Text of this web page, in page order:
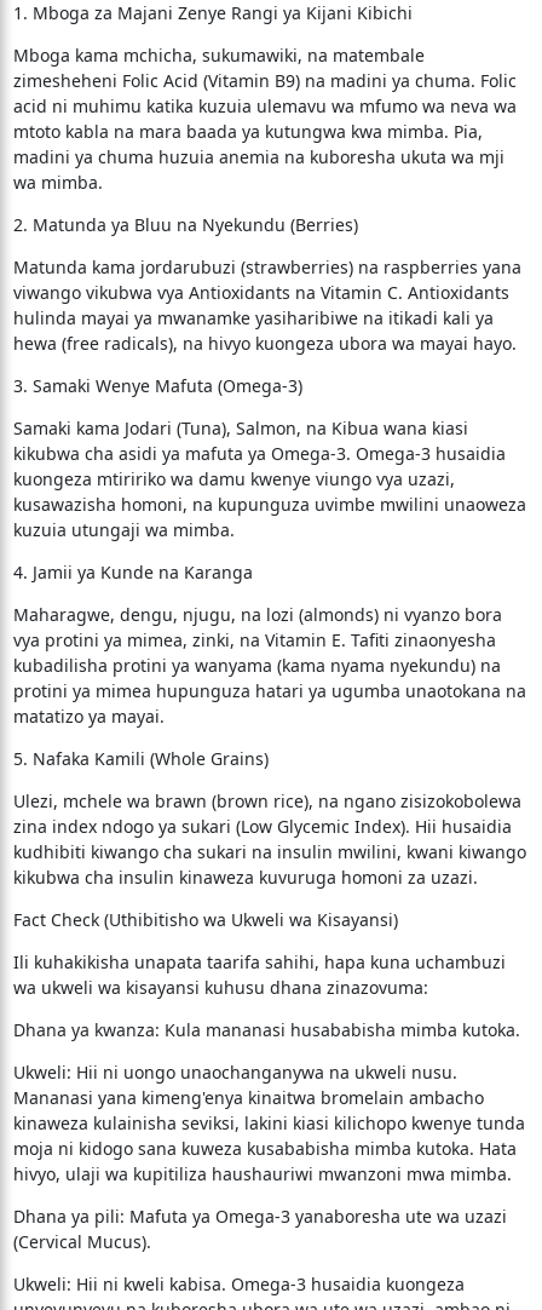
​1. Mboga za Majani Zenye Rangi ya Kijani Kibichi
​Mboga kama mchicha, sukumawiki, na matembale
zimesheheni Folic Acid (Vitamin B9) na madini ya chuma. Folic
acid ni muhimu katika kuzuia ulemavu wa mfumo wa neva wa
mtoto kabla na mara baada ya kutungwa kwa mimba. Pia,
madini ya chuma huzuia anemia na kuboresha ukuta wa mji
wa mimba.
​2. Matunda ya Bluu na Nyekundu (Berries)
​Matunda kama jordarubuzi (strawberries) na raspberries yana
viwango vikubwa vya Antioxidants na Vitamin C. Antioxidants
hulinda mayai ya mwanamke yasiharibiwe na itikadi kali ya
hewa (free radicals), na hivyo kuongeza ubora wa mayai hayo.
​3. Samaki Wenye Mafuta (Omega-3)
​Samaki kama Jodari (Tuna), Salmon, na Kibua wana kiasi
kikubwa cha asidi ya mafuta ya Omega-3. Omega-3 husaidia
kuongeza mtiririko wa damu kwenye viungo vya uzazi,
kusawazisha homoni, na kupunguza uvimbe mwilini unaoweza
kuzuia utungaji wa mimba.
​4. Jamii ya Kunde na Karanga
​Maharagwe, dengu, njugu, na lozi (almonds) ni vyanzo bora
vya protini ya mimea, zinki, na Vitamin E. Tafiti zinaonyesha
kubadilisha protini ya wanyama (kama nyama nyekundu) na
protini ya mimea hupunguza hatari ya ugumba unaotokana na
matatizo ya mayai.
​5. Nafaka Kamili (Whole Grains)
​Ulezi, mchele wa brawn (brown rice), na ngano zisizokobolewa
zina index ndogo ya sukari (Low Glycemic Index). Hii husaidia
kudhibiti kiwango cha sukari na insulin mwilini, kwani kiwango
kikubwa cha insulin kinaweza kuvuruga homoni za uzazi.
​Fact Check (Uthibitisho wa Ukweli wa Kisayansi)
​Ili kuhakikisha unapata taarifa sahihi, hapa kuna uchambuzi
wa ukweli wa kisayansi kuhusu dhana zinazovuma:
​Dhana ya kwanza: Kula mananasi husababisha mimba kutoka.
​Ukweli: Hii ni uongo unaochanganywa na ukweli nusu.
Mananasi yana kimeng'enya kinaitwa bromelain ambacho
kinaweza kulainisha seviksi, lakini kiasi kilichopo kwenye tunda
moja ni kidogo sana kuweza kusababisha mimba kutoka. Hata
hivyo, ulaji wa kupitiliza haushauriwi mwanzoni mwa mimba.
​Dhana ya pili: Mafuta ya Omega-3 yanaboresha ute wa uzazi
(Cervical Mucus).
​Ukweli: Hii ni kweli kabisa. Omega-3 husaidia kuongeza